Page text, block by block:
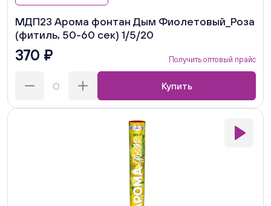
МДП23 Арома фонтан Дым Фиолетовый_Роза
(фитиль, 50-60 сек) 1/5/20
370 ₽ Получить оптовый прайс
Купить